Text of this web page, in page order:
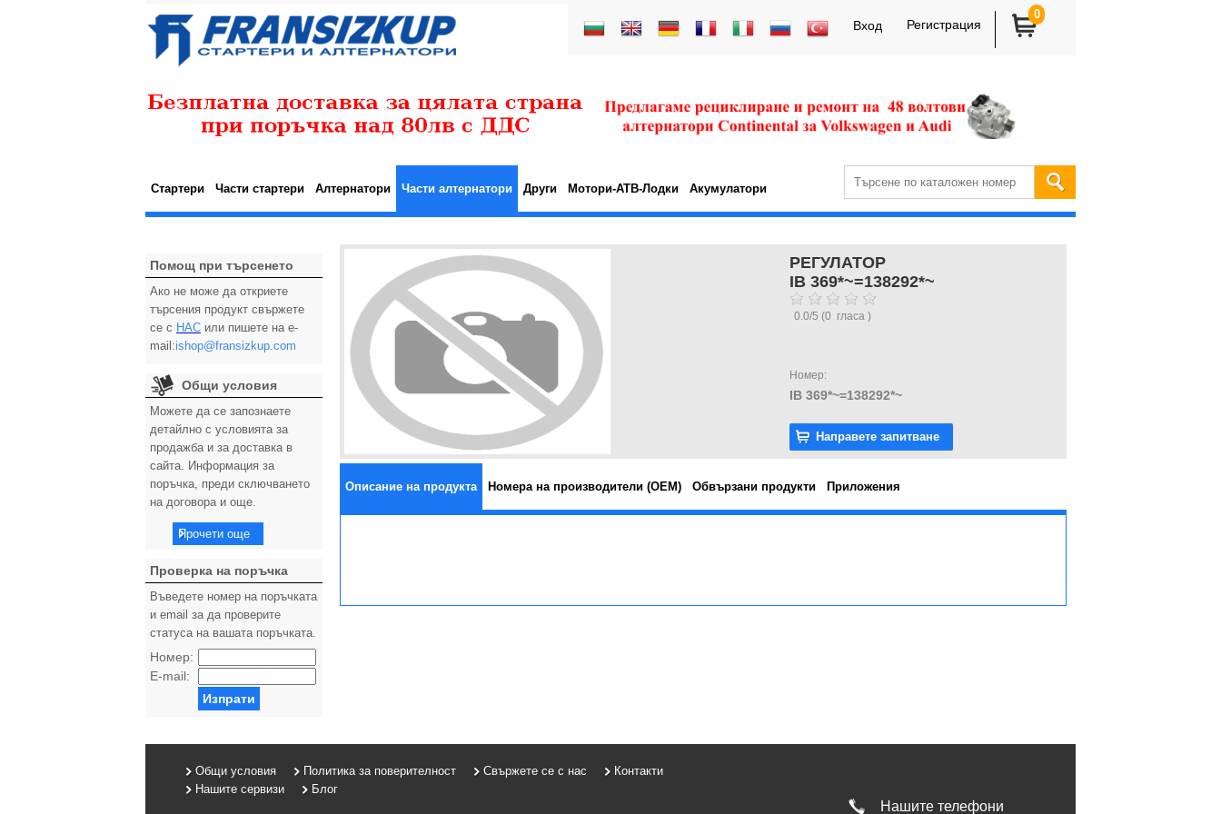
Вход Регистрация
0
Стартери Части стартери Алтернатори Части алтернатори Други Мотори-АТВ-Лодки Акумулатори
Помощ при търсенето
Ако не може да откриете
търсения продукт свържете
се с НАС или пишете на e-
mail:ishop@fransizkup.com
Общи условия
Можете да се запознаете
детайлно с условията за
продажба и за доставка в
сайта. Информация за
поръчка, преди сключването
на договора и още.
Прочети още
Проверка на поръчка
Въведете номер на поръчката
и email за да проверите
статуса на вашата поръчката.
Номер:
E-mail:
Изпрати
РЕГУЛАТОР
IB 369*~=138292*~
0.0/5 (0 гласа )
Номер:
IB 369*~=138292*~
Направете запитване
Описание на продукта Номера на производители (OEM) Обвързани продукти Приложения
Общи условия Политика за поверителност Свържете се с нас
Контакти
Нашите сервизи
Блог
Нашите телефони